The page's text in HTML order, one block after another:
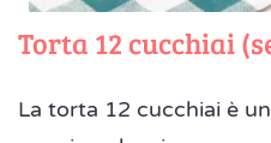
Torta 12 cucchiai
La torta 12 cucchiai è